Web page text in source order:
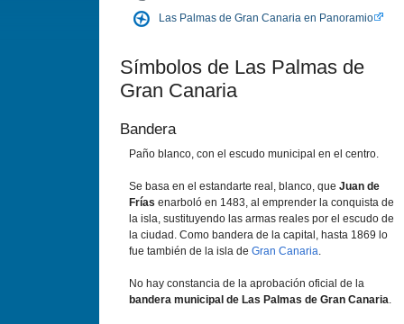
Las Palmas de Gran Canaria en Panoramio
Símbolos de Las Palmas de
Gran Canaria
Bandera
Paño blanco, con el escudo municipal en el centro.
Se basa en el estandarte real, blanco, que Juan de
Frías enarboló en 1483, al emprender la conquista de
la isla, sustituyendo las armas reales por el escudo de
la ciudad. Como bandera de la capital, hasta 1869 lo
fue también de la isla de Gran Canaria.
No hay constancia de la aprobación oficial de la
bandera municipal de Las Palmas de Gran Canaria.